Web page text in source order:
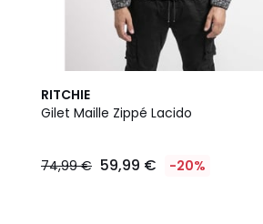
RITCHIE
Gilet Maille Zippé Lacido
74,99 € 59,99 € -20%
5
/
3
Couleurs